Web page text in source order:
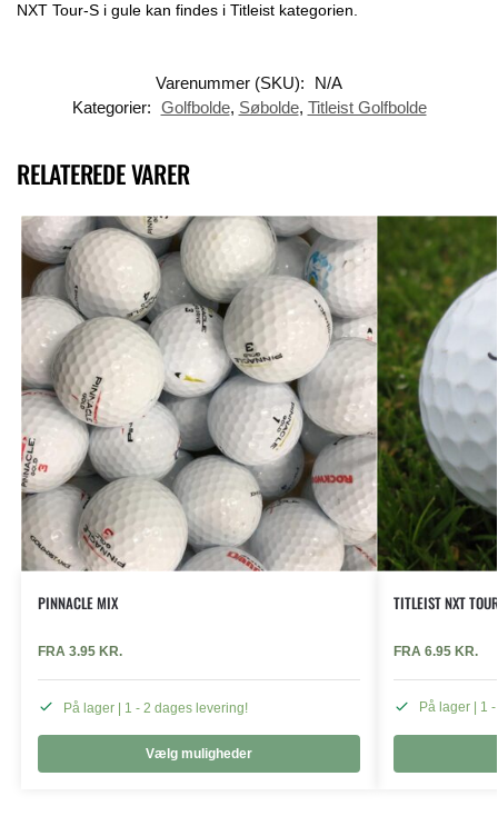
NXT Tour-S i gule kan findes i Titleist kategorien.
Varenummer (SKU):
N/A
Kategorier: Golfbolde, Søbolde, Titleist Golfbolde
RELATEREDE VARER
PINNACLE MIX
FRA 3.95 KR.
På lager | 1 - 2 dages levering!
Vælg muligheder
TITLEIST NXT TOUR
FRA 6.95 KR.
På lager | 1